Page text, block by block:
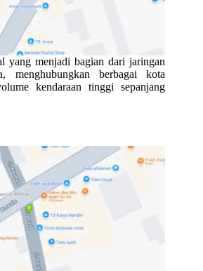
yang menjadi bagian dari jaringan
menghubungkan berbagai kota
kendaraan tinggi sepanjang